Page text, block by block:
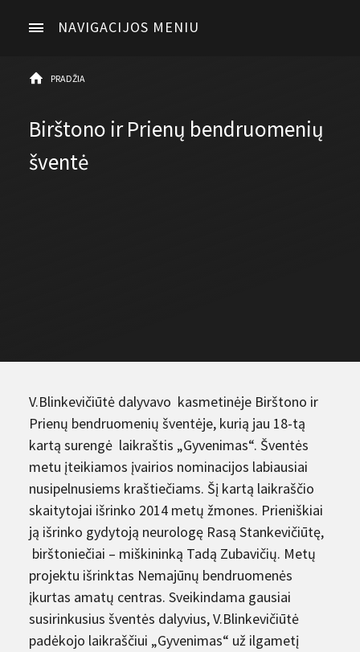
NAVIGACIJOS MENIU
PRADŽIA
Birštono ir Prienų bendruomenių
šventė
V.Blinkevičiūtė dalyvavo kasmetinėje Birštono ir
Prienų bendruomenių šventėje, kurią jau 18-tą
kartą surengė laikraštis „Gyvenimas“. Šventės
metu įteikiamos įvairios nominacijos labiausiai
nusipelnusiems kraštiečiams. Šį kartą laikraščio
skaitytojai išrinko 2014 metų žmones. Prieniškiai
ją išrinko gydytoją neurologę Rasą Stankevičiūtę,
birštoniečiai – miškininką Tadą Zubavičių. Metų
projektu išrinktas Nemajūnų bendruomenės
įkurtas amatų centras. Sveikindama gausiai
susirinkusius šventės dalyvius, V.Blinkevičiūtė
padėkojo laikraščiui „Gyvenimas“ už ilgametį